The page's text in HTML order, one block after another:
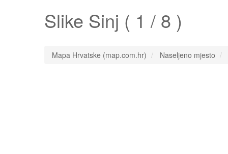
Slike Sinj ( 1 / 8 )
Mapa Hrvatske (map.com.hr) Naseljeno mjesto